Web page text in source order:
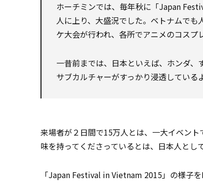
ホーチミンでは、毎年秋に「Japan
人に上り、大盛況でした。ベトナムで
ケ大会が行われ、各所でアニメのコスプ
一昔前までは、日本といえば、ホンダ、
サブカルチャーがすっかり浸透している
来場者が２日間で15万人とは、一大イベン
味を持ってくださっているとは、日本人とし
「Japan Festival in Vietnam 2015」の様子